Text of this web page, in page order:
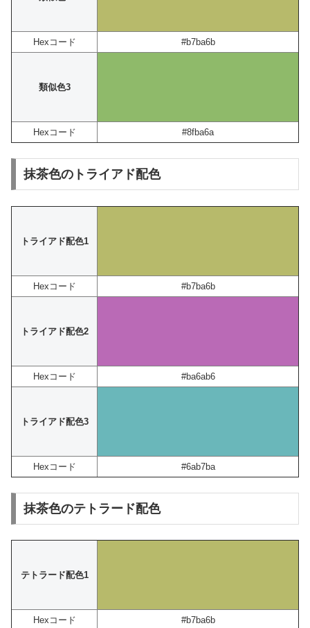
Hexコード #b7ba6b
類似色3
Hexコード #8fba6a
抹茶色のトライアド配色
トライアド配色1
Hexコード #b7ba6b
トライアド配色2
Hexコード #ba6ab6
トライアド配色3
Hexコード #6ab7ba
抹茶色のテトラード配色
テトラード配色1
Hexコード #b7ba6b